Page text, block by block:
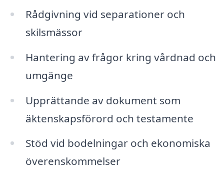
Rådgivning vid separationer och
skilsmässor
Hantering av frågor kring vårdnad och
umgänge
Upprättande av dokument som
äktenskapsförord och testamente
Stöd vid bodelningar och ekonomiska
överenskommelser